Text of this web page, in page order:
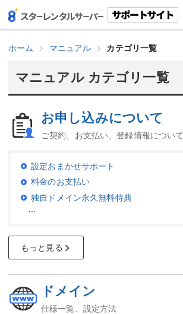
ホーム マニュアル カテゴリ一覧
マニュアル カテゴリ一覧
お申し込みについて
ご契約、お支払い、登録情報について
設定おまかせサポート
料金のお支払い
独自ドメイン永久無料特典
もっと見る
ドメイン
仕様一覧、設定方法